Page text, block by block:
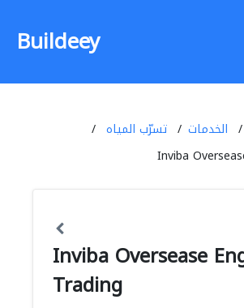
Buildeey
الخدمات
تسرّب المياه
Inviba
Inviba Oversease
Trading